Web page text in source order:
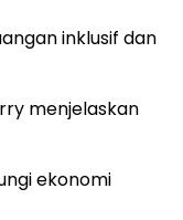
inklusif dan
menjelaskan
ekonomi